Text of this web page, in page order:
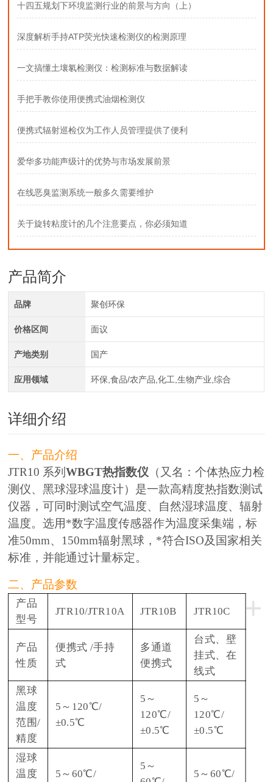
十四五规划下环境监测行业的前景与方向（上）
深度解析手持ATP荧光快速检测仪的检测原理
一文搞懂土壤氡检测仪：检测标准与数据解读
手把手教你使用便携式油烟检测仪
便携式辐射巡检仪为工作人员管理提供了便利
爱华多功能声级计的优势与市场发展前景
在线恶臭监测系统一般多久需要维护
关于旋转粘度计的几个注意要点，你必须知道
产品简介
品牌 聚创环保
价格区间 面议
产地类别 国产
应用领域 环保,食品/农产品,化工,生物产业,综合
详细介绍
一、产品介绍
JTR10 系列WBGT热指数仪 （又名：个体热应力检
测仪、黑球湿球温度计）是一款高精度热指数测试
仪器，可同时测试空气温度、自然湿球温度、辐射
温度。选用*数字温度传感器作为温度采集端，标
准50mm、150mm辐射黑球，*符合ISO及国家相关
标准，并能通过计量标定。
二、产品参数
+
产品
型号
JTR10/JTR10A JTR10B JTR10C
产品
性质
便携式 /手持
式
多通道
便携式
台式、壁
挂式、在
线式
黑球
温度
范围/
精度
5～120℃/
±0.5℃
5～
120℃/
±0.5℃
5～
120℃/
±0.5℃
湿球
温度
5～60℃/
5～
5～60℃/